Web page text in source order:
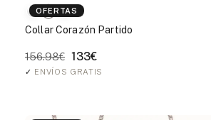
OFERTAS
Collar Corazón Partido
156.98€ 133€
✓ ENVÍOS GRATIS